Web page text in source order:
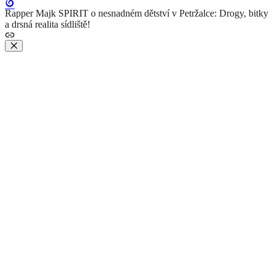
Rapper Majk SPIRIT o nesnadném dětství v Petržalce: Drogy, bitky
a drsná realita sídliště!